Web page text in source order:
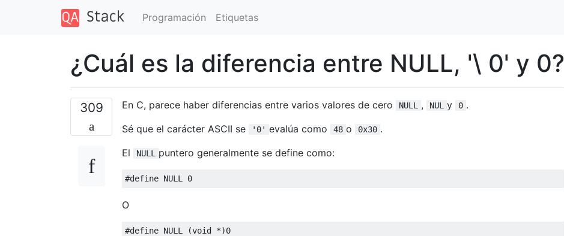
Programación Etiquetas
¿Cuál es la diferencia entre NULL, '\ 0' y 0?
309 En C, parece haber diferencias entre varios valores de cero NULL , NUL y 0 .
Sé que el carácter ASCII se
'0' evalúa como 48 o 0x30 .
El
NULL puntero generalmente se define como:
#define NULL 0
O
#define NULL (void *)0